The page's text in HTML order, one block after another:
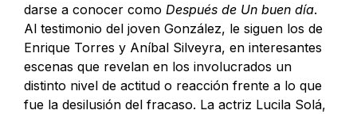
darse a conocer como Después de Un buen día.
Al testimonio del joven González, le siguen los de
Enrique Torres y Aníbal Silveyra, en interesantes
escenas que revelan en los involucrados un
distinto nivel de actitud o reacción frente a lo que
fue la desilusión del fracaso. La actriz Lucila Solá,